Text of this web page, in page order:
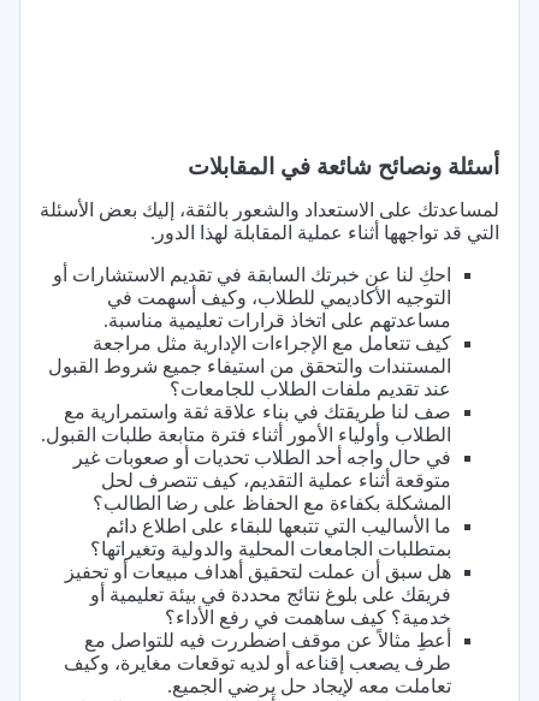
أسئلة ونصائح شائعة في المقابلات
لمساعدتك على الاستعداد والشعور بالثقة، إليك بعض الأسئلة
التي قد تواجهها أثناء عملية المقابلة لهذا الدور.
احكِ لنا عن خبرتك السابقة في تقديم الاستشارات أو
التوجيه الأكاديمي للطلاب، وكيف أسهمت في
مساعدتهم على اتخاذ قرارات تعليمية مناسبة.
كيف تتعامل مع الإجراءات الإدارية مثل مراجعة
المستندات والتحقق من استيفاء جميع شروط القبول
عند تقديم ملفات الطلاب للجامعات؟
صف لنا طريقتك في بناء علاقة ثقة واستمرارية مع
الطلاب وأولياء الأمور أثناء فترة متابعة طلبات القبول.
في حال واجه أحد الطلاب تحديات أو صعوبات غير
متوقعة أثناء عملية التقديم، كيف تتصرف لحل
المشكلة بكفاءة مع الحفاظ على رضا الطالب؟
ما الأساليب التي تتبعها للبقاء على اطلاع دائم
بمتطلبات الجامعات المحلية والدولية وتغيراتها؟
هل سبق أن عملت لتحقيق أهداف مبيعات أو تحفيز
فريقك على بلوغ نتائج محددة في بيئة تعليمية أو
خدمية؟ كيف ساهمت في رفع الأداء؟
أعطِ مثالاً عن موقف اضطررت فيه للتواصل مع
طرف يصعب إقناعه أو لديه توقعات مغايرة، وكيف
تعاملت معه لإيجاد حل يرضي الجميع.